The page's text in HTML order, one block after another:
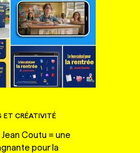
ET CRÉATIVITÉ
Coutu = une
pour la